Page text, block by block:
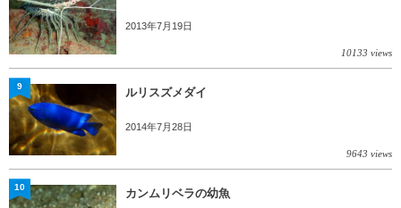
2013年7月19日
10133 views
ルリスズメダイ
2014年7月28日
9643 views
9
カンムリベラの幼魚
10